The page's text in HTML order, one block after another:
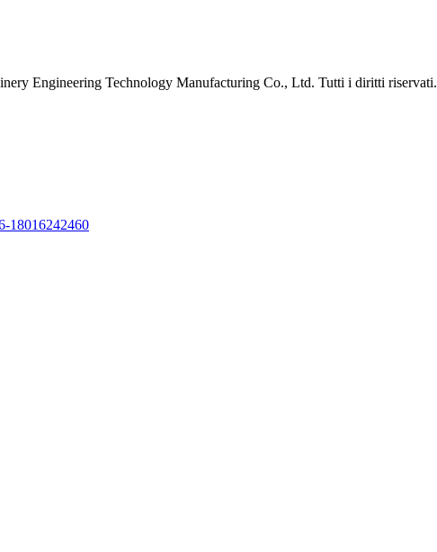
Engineering Technology Manufacturing Co., Ltd. Tutti i diritti riservati.
18016242460